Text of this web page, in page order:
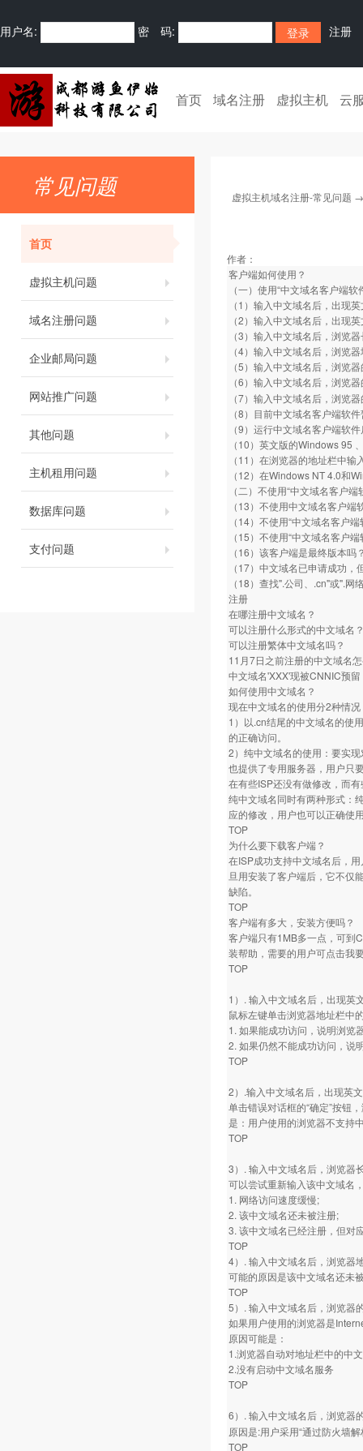
用户名: 密 码: 注册
首页 域名注册 虚拟主机 云
常见问题
首页
虚拟主机问题
域名注册问题
企业邮局问题
网站推广问题
其他问题
主机租用问题
数据库问题
支付问题
虚拟主机域名注册-常见问题
作者：
客户端如何使用？
（一）使用“中文域名客户端
（1）输入中文域名后，出现
（2）输入中文域名后，出现
（3）输入中文域名后，浏览
（4）输入中文域名后，浏览
（5）输入中文域名后，浏览
（6）输入中文域名后，浏览
（7）输入中文域名后，浏览
（8）目前中文域名客户端软
（9）运行中文域名客户端软
（10）英文版的Windows 95
（11）在浏览器的地址栏中
（12）在Windows NT 4.0和
（二）不使用“中文域名客户
（13）不使用中文域名客户
（14）不使用“中文域名客户
（15）不使用“中文域名客户
（16）该客户端是最终版本吗
（17）中文域名已申请成功
（18）查找".公司、.cn"或".网
注册
在哪注册中文域名？
可以注册什么形式的中文域名
可以注册繁体中文域名吗？
11月7日之前注册的中文域名
中文域名'XXX'现被CNNIC预
如何使用中文域名？
现在中文域名的使用分2种情况
1）以.cn结尾的中文域名的使
的正确访问。
2）纯中文域名的使用：要实
也提供了专用服务器，用户只
在有些ISP还没有做修改，而
纯中文域名同时有两种形式：
应的修改，用户也可以正确使
TOP
为什么要下载客户端？
在ISP成功支持中文域名后，
旦用安装了客户端后，它不仅
缺陷。
TOP
客户端有多大，安装方便吗？
客户端只有1MB多一点，可到
装帮助，需要的用户可点击我
TOP
1）. 输入中文域名后，出现英
鼠标左键单击浏览器地址栏中
1. 如果能成功访问，说明浏览
2. 如果仍然不能成功访问，说
TOP
2）.输入中文域名后，出现英
单击错误对话框的“确定”按钮
是：用户使用的浏览器不支持
TOP
3）. 输入中文域名后，浏览器
可以尝试重新输入该中文域名
1. 网络访问速度缓慢;
2. 该中文域名还未被注册;
3. 该中文域名已经注册，但对
TOP
4）. 输入中文域名后，浏览器
可能的原因是该中文域名还未
TOP
5）. 输入中文域名后，浏览器
如果用户使用的浏览器是
原因可能是：
1.浏览器自动对地址栏中的中
2.没有启动中文域名服务
TOP
6）. 输入中文域名后，浏览器
原因是:用户采用“通过防火墙
TOP